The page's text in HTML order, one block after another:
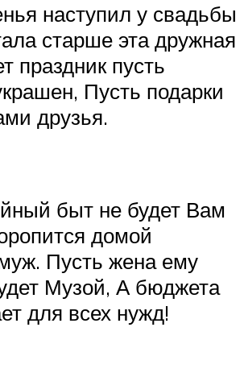
наступил у свадьбы
старше эта дружная
праздник пусть
Пусть подарки
друзья.
быт не будет Вам
домой
Пусть жена ему
Музой, А бюджета
для всех нужд!